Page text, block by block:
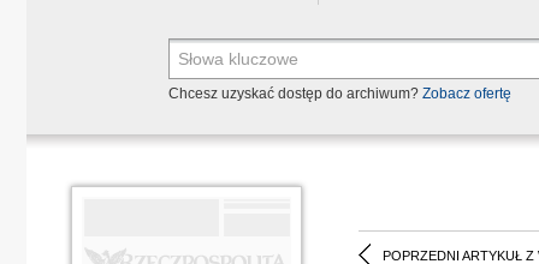
Chcesz uzyskać dostęp do archiwum? Zobacz ofertę
POPRZEDNI ARTYKUŁ Z